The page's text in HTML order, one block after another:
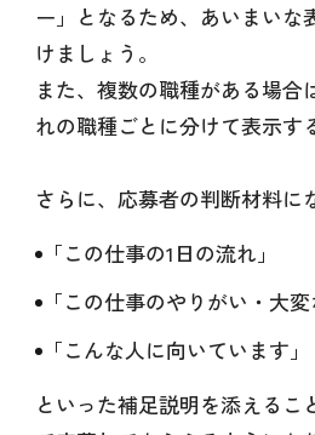
ー」となるため、あいまいな
けましょう。
また、複数の職種がある場合
れの職種ごとに分けて表示す
さらに、応募者の判断材料に
「この仕事の1日の流れ」
「この仕事のやりがい・大変
「こんな人に向いています」
といった補足説明を添えるこ